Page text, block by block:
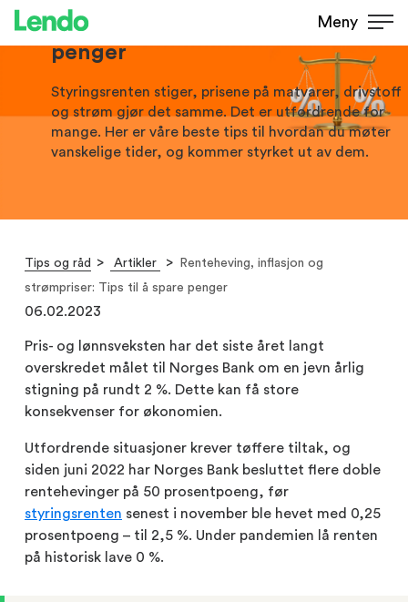
Meny
strømpriser: Tips til å spare
penger
Styringsrenten stiger, prisene på matvarer, drivstoff
og strøm gjør det samme. Det er utfordrende for
mange. Her er våre beste tips til hvordan du møter
vanskelige tider, og kommer styrket ut av dem.
Tips og råd Artikler
Renteheving, inflasjon og
strømpriser: Tips til å spare penger
06.02.2023
Pris- og lønnsveksten har det siste året langt
overskredet målet til Norges Bank om en jevn årlig
stigning på rundt 2 %. Dette kan få store
konsekvenser for økonomien.
Utfordrende situasjoner krever tøffere tiltak, og
siden juni 2022 har Norges Bank besluttet flere doble
rentehevinger på 50 prosentpoeng, før
styringsrenten senest i november ble hevet med 0,25
prosentpoeng – til 2,5 %. Under pandemien lå renten
på historisk lave 0 %.